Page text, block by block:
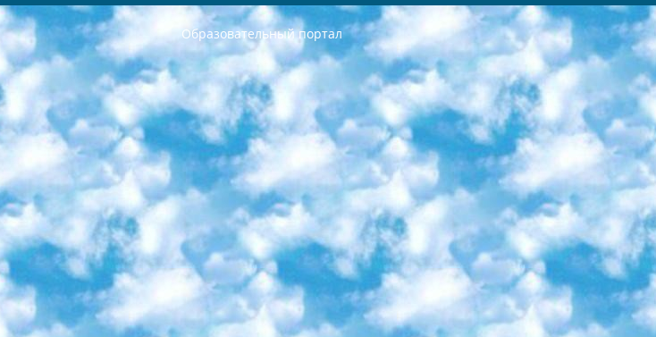
Образовательный портал
РЕСПУБЛИКА УЗБЕКИСТАН МИНИСТРЕРСТВО ДОШКОЛЬНОГО И ШКОЛЬНОГО ОБРАЗОВАНИЯ КОМАНДА в общеобразовательных учреждениях в 2023-2024 учебном году организация и проведение итоговой государственной аттестации обучающихся о Министра дошкольного и школьного образования Республики Узбекистан от 4 марта 2008 года (постановлением Минюста от 20 марта 2008 года № 1778 государственной регистрации) «Итоговое состояние учащихся общего среднего образования на основании положения об утверждении положения об аттестации общего среднего образования выпускной экзамен студентов в образовательных учреждениях в 2023-2024 учебном году В целях организации и прохождения аттестации приказываю: 1. Следующее: перечень предметов, по которым будет проводиться итоговая государственная аттестация и экзамен формы перевода согласно приложению 1; сертификаты международного образца, оценивающие уровень владения иностранными языками перечень согласно приложению 2; 2. Педагогический при специализированных образовательных учреждениях. научно-практический центр квалификации и международной оценки (Д.Давидова) 2024 г. До 25 марта: задания по предметам, по которым будет проводиться итоговая аттестация разработка и утверждение технических условий; итоговая аттестация на основании разработанного предметного задания разработка вопросов по предметам (устно и письменно), экзамен передача; общеобразовательные средние школы и специальные учебные заведения учащиеся выпускных классов школ и интернатов в агентской системе подготовка базы данных экзаменационных материалов и критериев оценки; перевод базы экзаменационных материалов на все языки обучения подать в Республиканский образовательный центр для изготовления; варианты экзаменов на основе разработанных контрольных материалов пусть будут поставлены задачи формирования. 3. Республиканский образовательный центр (Ш.Худайкулов) до 5 апреля 2024 года. до: база данных предоставленных экзаменационных материалов на все языки обучения перевод и экспертиза; для слепых, слабовидящих, глухих, слабослышащих и умственно отсталых детей учащиеся выпускных классов специализированных школ и школ-интернатов база данных экзаменационных материалов на всех преподаваемых языках подготовка критериев оценки; специализированные школы для умственно отсталых детей и технологии для учащихся выпускных классов школ-интернатов разработка соответствующих рекомендаций и критериев проведения ЕГЭ по естествознанию давать задания. 4. Педагогический при специализированных образовательных учреждениях. Научно-практический центр навыков и международной оценки (Д.Давидова), Республика образовательный центр (Худайкулов Ш.) итоговый государственный аттестационный экзамен ориентирован на творческое и логическое мышление при подготовке базы материалов учитывать введение заданий. 5. Следует отметить, что: сертификат государственного образца о знании общеобразовательного предмета и как минимум национальный уровень B1 по предметам на иностранных языках, указанным в Приложении 2. или международно признанный сертификат эквивалентного уровня студенты, изучающие определенный предмет, освобождаются от экзамена; по соответствующим предметам запланирована итоговая государственная аттестация за день до дня, путем жеребьевки Рабочей группой (в письменной форме по предметам, проводимым в форме) из числа сформированных вариантов выбрано 2 варианта; 2 выбранных варианта экзамена анонсированы на официальном сайте министерства и все выпускники по всей стране на основе этих вариантов проводит итоговую государственную аттестацию. 6. Государственное образование учащихся средних общеобразовательных учреждений. знания в соответствии с квалификационными требованиями, которые необходимо приобрести на основании стандартов итоговый (выпускной) контроль для 9 и 11 классов в целях тестирования Экзамены (далее – экзамены) состоят из предметов, перечисленных в приложении 1. будет сделано. 7. Экзамены пройдут с 26 мая по 15 июня 2024 г. (кроме науки физического воспитания). 8. Физическая для учащихся 9 классов общесредних образовательных учреждений. Экзамены по предмету «Образование, квалификация медицина» 1-6 мая 2024 года. сотрудники перевести под присмотр (с отклонениями в физическом или умственном развитии) специализированная школа для детей, школы-интернаты и со сколиозом школы-интернаты санаторного типа для больных детей исключены). 9. Он был слепым, слабовидящим и имел нарушения опорно-двигательного аппарата. экзамены в специализированных школах и интернатах для детей должны проводиться исходя из требований, предъявляемых к общеобразовательным учреждениям (физкультура кроме науки). 10. Специализированная школа для глухих и слабослышащих детей. и экзамены в интернатах и быть реализован в виде письменного теста по математике. 11. Специальность для умственно отсталых детей. Для 9 класса Родной язык и литературное письмо Государственный язык (язык обучения – узбекский). для неклассов) написано Математическое письмо Письменная/устная история Узбекистана Физическое воспитание практично Итоговый контроль Для 11 класса Написание родного языка и литературы (эссе) Математическое письмо Узбекский язык (обучение на узбекском языке) не посещающее общее среднее образование для учреждений)/Образовательное учреждение выбор письменный и устный Иностранный язык письменный/устный Письменная/устная история Узбекистана *По выбору студента:  Химия  Физика  Основы государственного права  География 10 бесплатных образовательных ресурсов - Мы